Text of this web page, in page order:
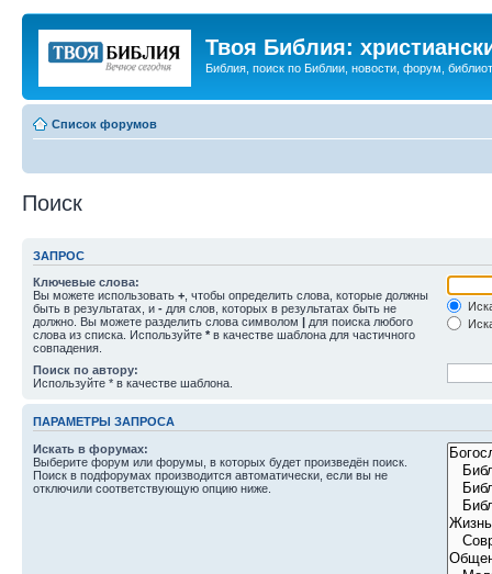
Твоя Библия:
Библия, поиск по Библии, новости, форум,
Список форумов
Поиск
ЗАПРОС
Ключевые слова:
Вы можете использовать + , чтобы определить слова, которые должны
быть в результатах, и - для слов, которых в результатах быть не
должно. Вы можете разделить слова символом | для поиска любого
слова из списка. Используйте * в качестве шаблона для частичного
совпадения.
Поиск по автору:
Используйте * в качестве шаблона.
ПАРАМЕТРЫ ЗАПРОСА
Искать в форумах:
Выберите форум или форумы, в которых будет произведён поиск.
Поиск в подфорумах производится автоматически, если вы не
отключили соответствующую опцию ниже.